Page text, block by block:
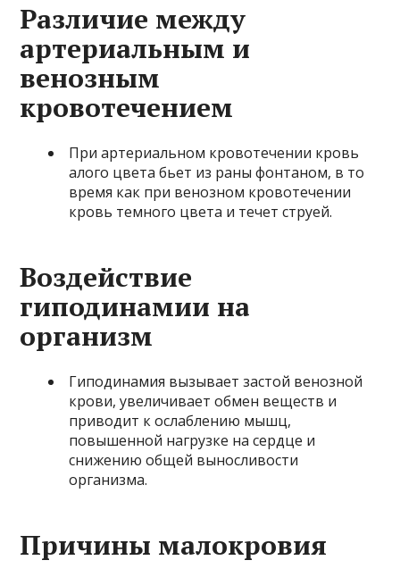
Различие между
артериальным и
венозным
кровотечением
При артериальном кровотечении кровь
алого цвета бьет из раны фонтаном, в то
время как при венозном кровотечении
кровь темного цвета и течет струей.
Воздействие
гиподинамии на
организм
Гиподинамия вызывает застой венозной
крови, увеличивает обмен веществ и
приводит к ослаблению мышц,
повышенной нагрузке на сердце и
снижению общей выносливости
организма.
Причины малокровия